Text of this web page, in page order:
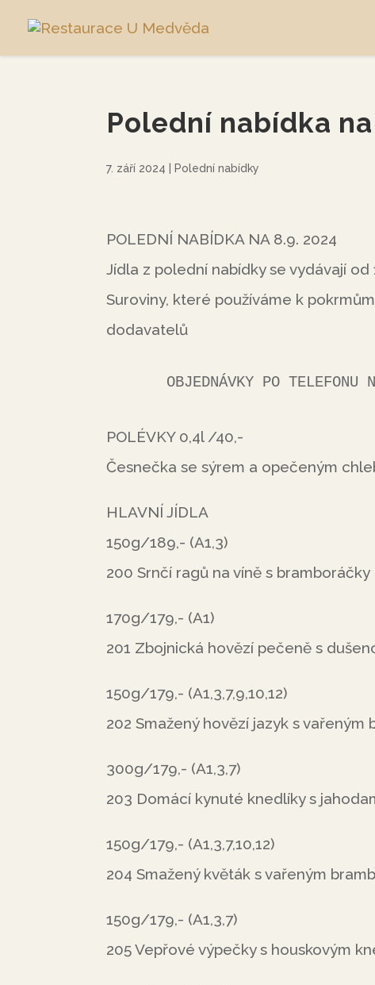
Polední nabídka
7. září 2024 Polední nabídky
POLEDNÍ NABÍDKA NA 8.9. 2024
Jídla z polední nabídky se vydávají od
Suroviny, které používáme k
dodavatelů
OBJEDNÁVKY PO
POLÉVKY 0,4l /40,-
Česnečka se sýrem a opečeným
HLAVNÍ JÍDLA
150g/189,- (A1,3)
200 Srnčí ragů na víně s bramboráčky
170g/179,- (A1)
201 Zbojnická hovězí pečeně s
150g/179,- (A1,3,7,9,10,12)
202 Smažený hovězí jazyk s
300g/179,- (A1,3,7)
203 Domácí kynuté knedlíky s
150g/179,- (A1,3,7,10,12)
204 Smažený květák s vařeným
150g/179,- (A1,3,7)
205 Vepřové výpečky s houskovým